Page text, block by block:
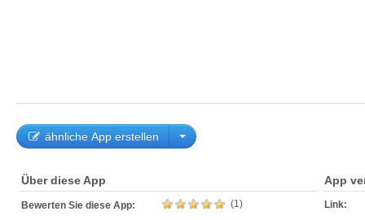
ähnliche App erstellen
Über diese App
Bewerten Sie diese App: (1)
App
Link: